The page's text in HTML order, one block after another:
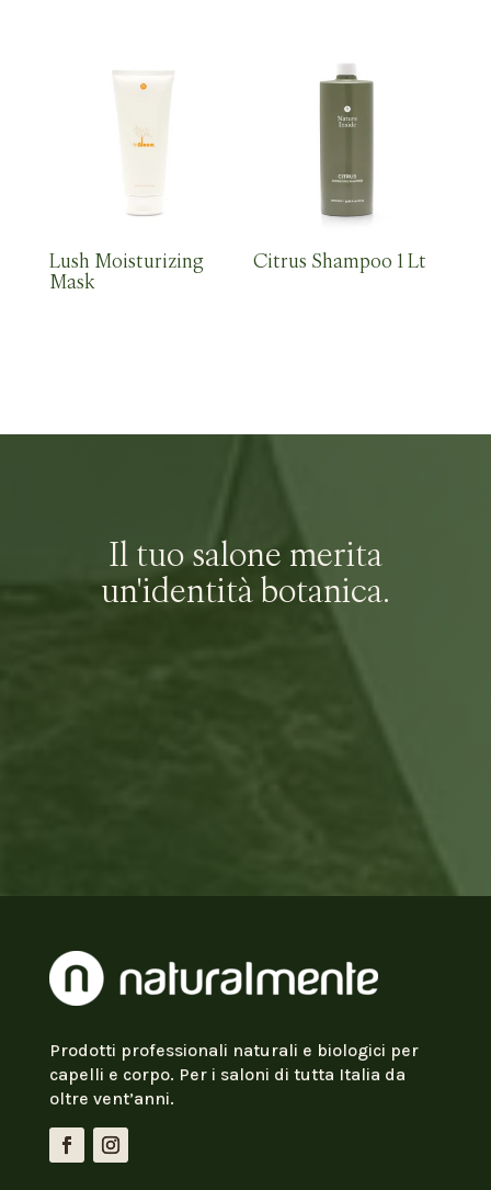
Lush Moisturizing
Mask
Citrus Shampoo 1 Lt
Il tuo salone merita
un'identità botanica.
Prodotti professionali naturali e biologici per
capelli e corpo. Per i saloni di tutta Italia da
oltre vent’anni.